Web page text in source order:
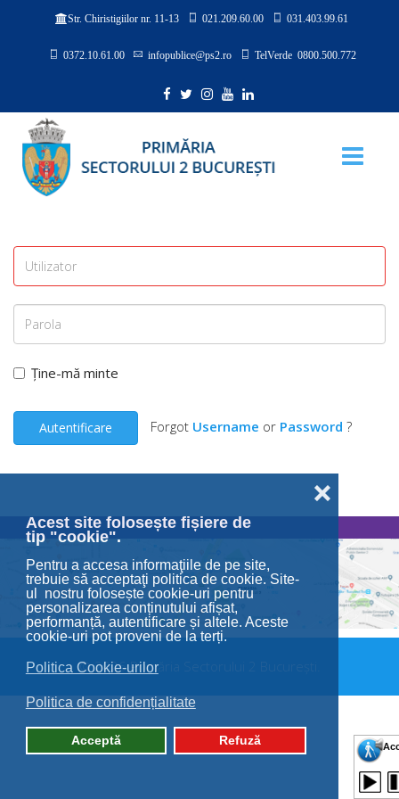
Acest site folosește fișiere de
tip "cookie".
Pentru a accesa informaţiile de pe site,
trebuie să acceptaţi politica de cookie. Site-
ul nostru folosește cookie-uri pentru
personalizarea conținutului afișat,
performanță, autentificare și altele. Aceste
cookie-uri pot proveni de la terți.
Politica Cookie-urilor
Politica de confidențialitate
Acceptă Refuză
❌
Str. Chiristigiilor nr. 11-13 021.209.60.00 031.403.99.61
0372.10.61.00 infopublice@ps2.ro TelVerde 0800.500.772
Ține-mă minte
Autentificare Forgot Username or Password ?
© 2026 Primăria Sectorului 2 București.